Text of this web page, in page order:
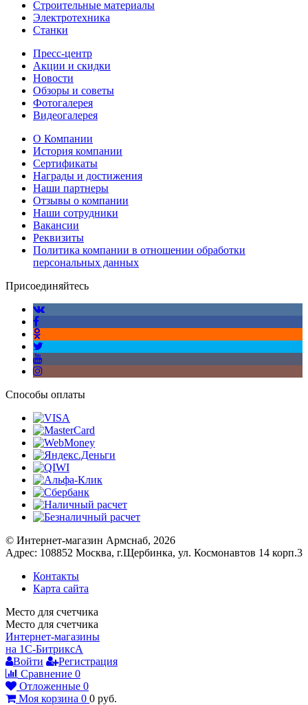
Строительные материалы
Электротехника
Станки
Пресс-центр
Акции и скидки
Новости
Обзоры и советы
Фотогалерея
Видеогалерея
О Компании
История компании
Сертификаты
Награды и достижения
Наши партнеры
Отзывы о компании
Наши сотрудники
Вакансии
Реквизиты
Политика компании в отношении обработки
персональных данных
Присоединяйтесь
Способы оплаты
© Интернет-магазин Армснаб, 2026
Адрес: 108852 Москва, г.Щербинка, ул. Космонавтов 14 корп.3
Контакты
Карта сайта
Место для счетчика
Место для счетчика
Интернет-магазины
на 1С-БитриксA
Войти
Регистрация
Сравнение 0
Отложенные 0
Моя корзина 0 0 руб.